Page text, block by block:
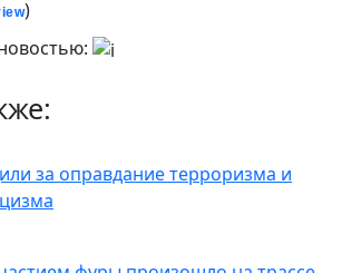
)
за оправдание терроризма и